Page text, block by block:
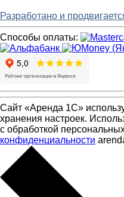
Разработано и
Способы оплаты:
Сайт «Аренда 1С»
хранения настроек.
с обработкой
конфиденциальности